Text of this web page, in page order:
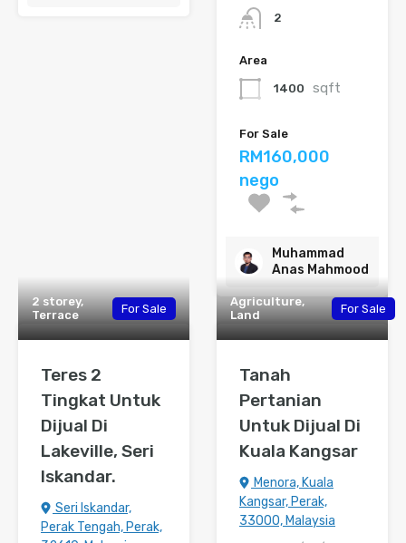
2
Area
1400 sqft
For Sale
RM160,000
nego
Muhammad
Anas Mahmood
2 storey,
Terrace
For Sale
Teres 2
Tingkat Untuk
Dijual Di
Lakeville, Seri
Iskandar.
Seri Iskandar,
Perak Tengah, Perak,
Agriculture,
Land
For Sale
Tanah
Pertanian
Untuk Dijual Di
Kuala Kangsar
Menora, Kuala
Kangsar, Perak,
33000, Malaysia